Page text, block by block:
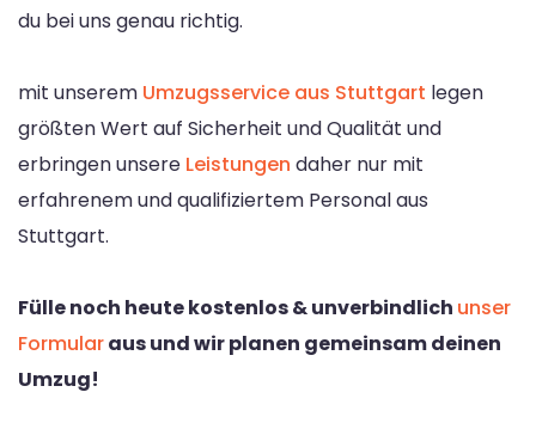
du bei uns genau richtig.
mit unserem Umzugsservice aus Stuttgart legen
größten Wert auf Sicherheit und Qualität und
erbringen unsere Leistungen daher nur mit
erfahrenem und qualifiziertem Personal aus
Stuttgart.
Fülle noch heute kostenlos & unverbindlich unser
Formularaus und wir planen gemeinsam deinen
Umzug!